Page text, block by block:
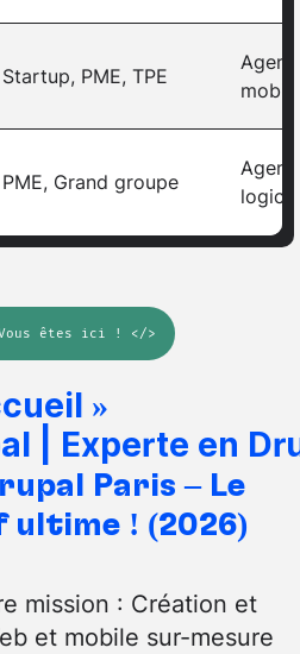
Startup, PME, TPE
mobile
PME, Grand groupe
êtes ici ! </>
»
| Experte en
Paris – Le
! (2026)
mission : Création et
et mobile sur-mesure